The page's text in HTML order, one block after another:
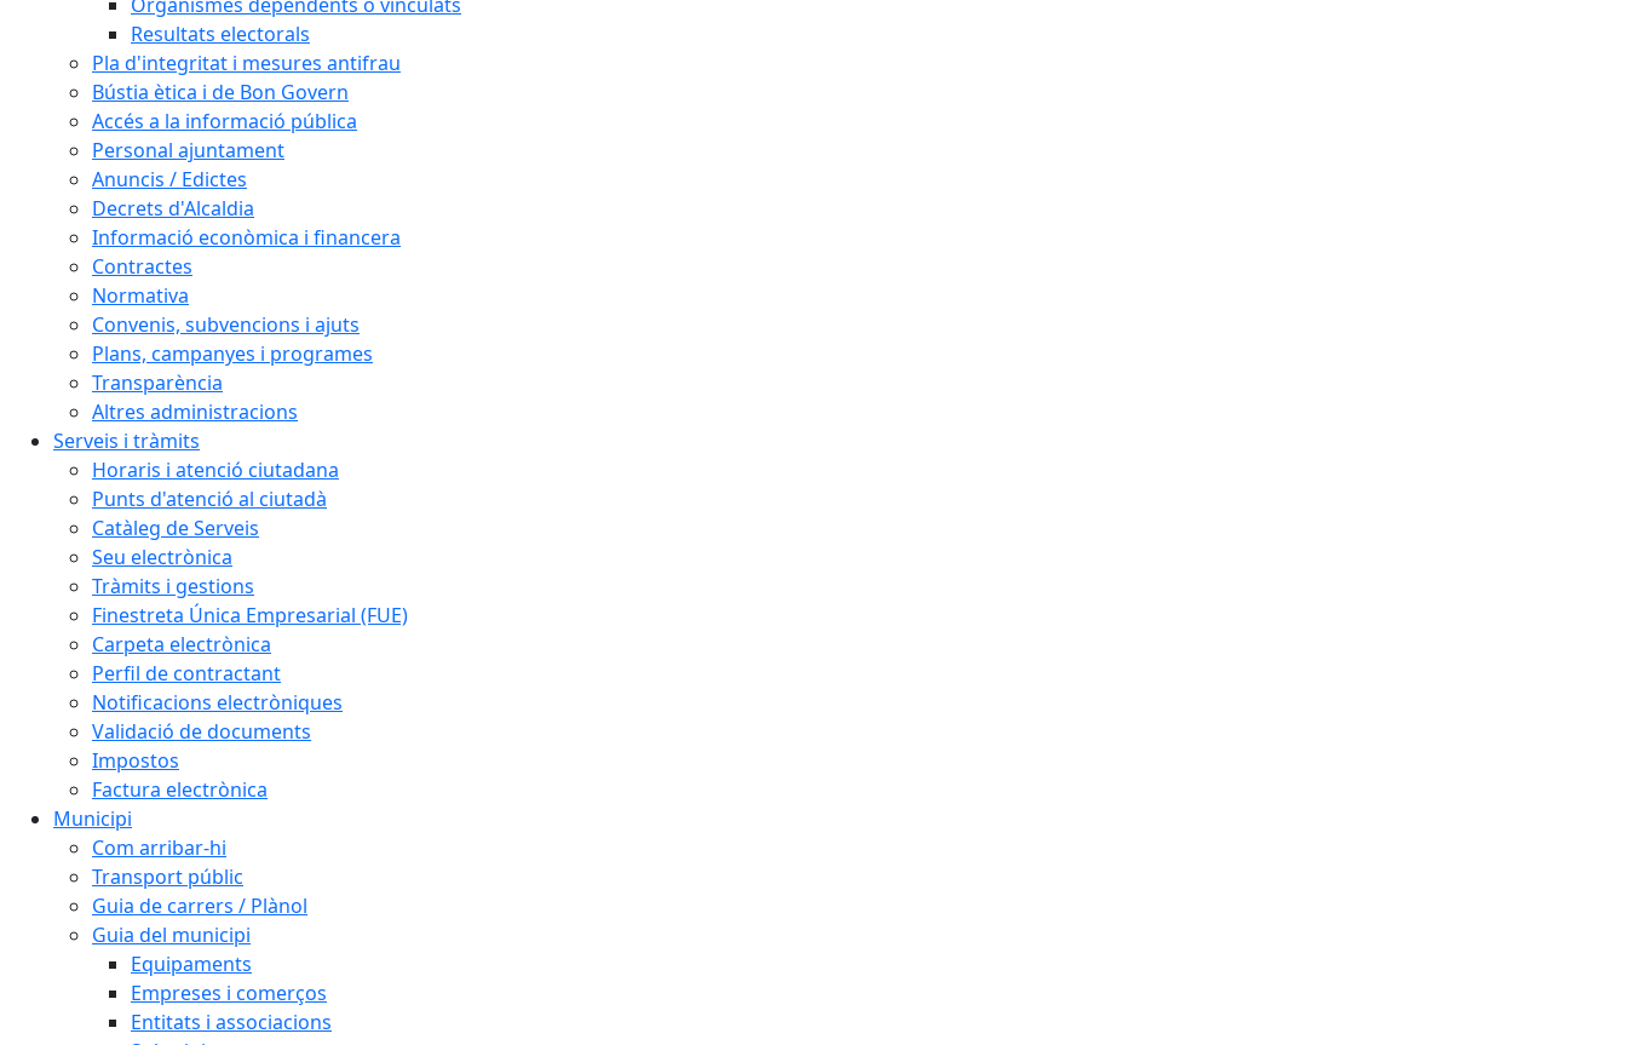
Resultats electorals
Pla d'integritat i mesures antifrau
Bústia ètica i de Bon Govern
Accés a la informació pública
Personal ajuntament
Anuncis / Edictes
Decrets d'Alcaldia
Informació econòmica i financera
Contractes
Normativa
Convenis, subvencions i ajuts
Plans, campanyes i programes
Transparència
Altres administracions
Serveis i tràmits
Horaris i atenció ciutadana
Punts d'atenció al ciutadà
Catàleg de Serveis
Seu electrònica
Tràmits i gestions
Finestreta Única Empresarial (FUE)
Carpeta electrònica
Perfil de contractant
Notificacions electròniques
Validació de documents
Impostos
Factura electrònica
Municipi
Com arribar-hi
Transport públic
Guia de carrers / Plànol
Guia del municipi
Equipaments
Empreses i comerços
Entitats i associacions